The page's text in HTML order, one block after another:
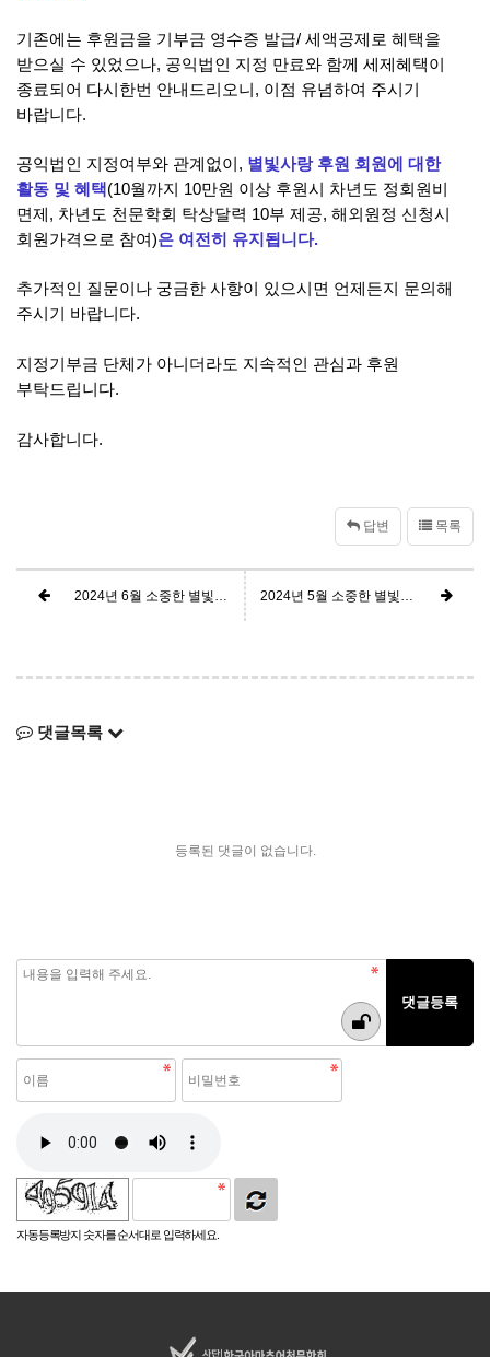
기존에는 후원금을 기부금 영수증 발급/ 세액공제로 혜택을
받으실 수 있었으나, 공익법인 지정 만료와 함께 세제혜택이
종료되어 다시한번 안내드리오니, 이점 유념하여 주시기
바랍니다.
공익법인 지정여부와 관계없이, 별빛사랑 후원 회원에 대한
활동 및 혜택(10월까지 10만원 이상 후원시 차년도 정회원비
면제, 차년도 천문학회 탁상달력 10부 제공, 해외원정 신청시
회원가격으로 참여)은 여전히 유지됩니다.
추가적인 질문이나 궁금한 사항이 있으시면 언제든지 문의해
주시기 바랍니다.
지정기부금 단체가 아니더라도 지속적인 관심과 후원
부탁드립니다.
감사합니다.
답변 목록
2024년 6월 소중한 별빛사랑 후원을 함께해 주신 분들께 감사드립니다. 2024년 5월 소중한 별빛사랑 후원을 함께해 주신 분들께 감사드립니다.
댓글목록
등록된 댓글이 없습니다.
자동등록방지 숫자를 순서대로 입력하세요.